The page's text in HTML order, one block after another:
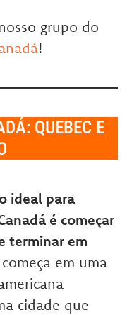
grupo do
!
QUEBEC E
ideal para
é começar
terminar em
em uma
cidade que